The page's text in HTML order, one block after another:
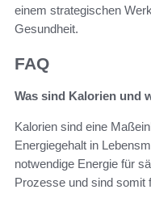
einem strategischen
Gesundheit.
FAQ
Was sind Kalorien und
Kalorien sind eine
Energiegehalt in
notwendige Energie für
Prozesse und sind somit